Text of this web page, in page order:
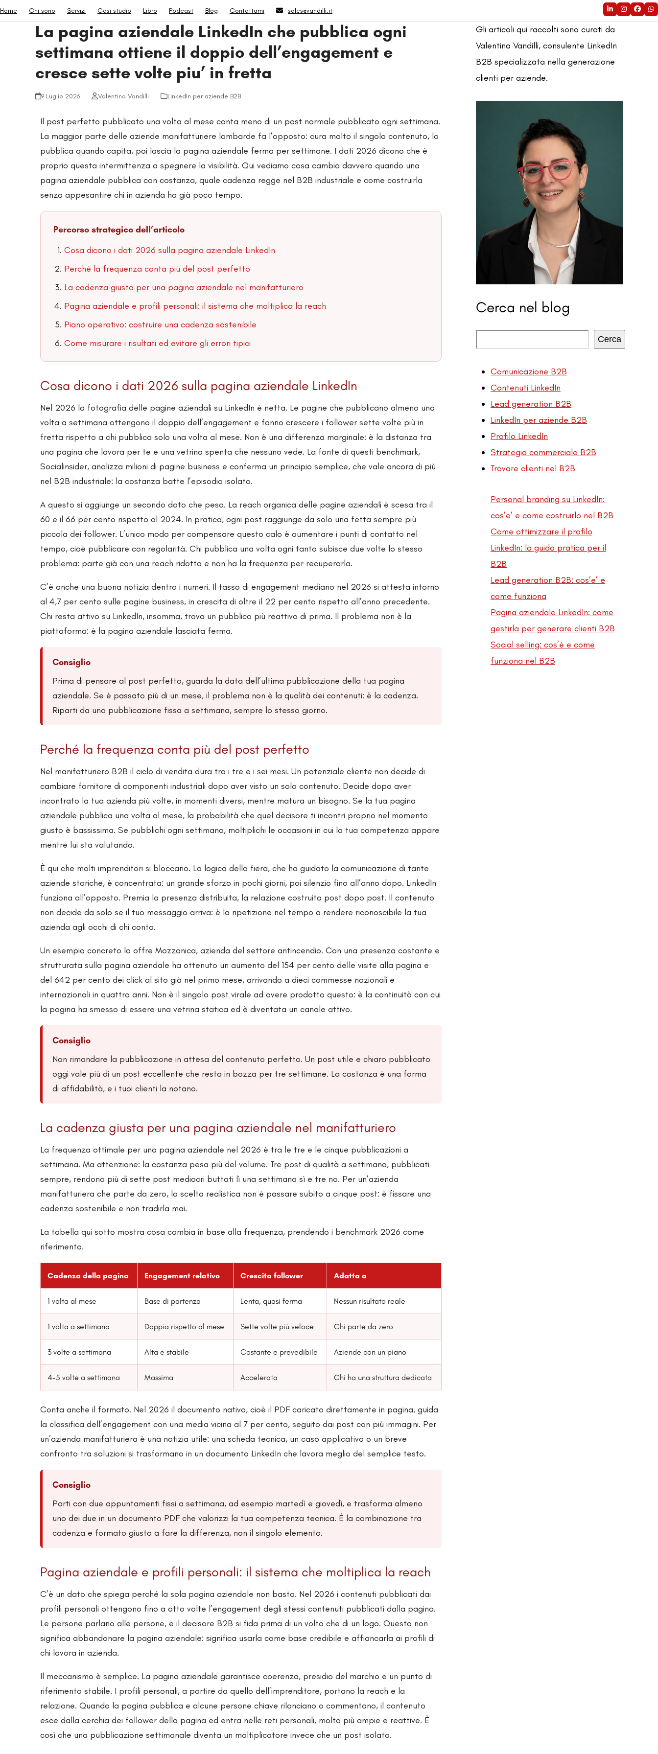
Skip
Home Chi sono Servizi Casi studio Libro Podcast Blog Contattami sales@vandilli.it LinkedInInstagram
La pagina aziendale LinkedIn che pubblica ogni
settimana ottiene il doppio dell’engagement e
cresce sette volte piu’ in fretta
9 Luglio 2026 Valentina Vandilli LinkedIn per aziende B2B
Il post perfetto pubblicato una volta al mese conta meno di un post normale pubblicato ogni settimana.
La maggior parte delle aziende manifatturiere lombarde fa l’opposto: cura molto il singolo contenuto, lo
pubblica quando capita, poi lascia la pagina aziendale ferma per settimane. I dati 2026 dicono che è
proprio questa intermittenza a spegnere la visibilità. Qui vediamo cosa cambia davvero quando una
pagina aziendale pubblica con costanza, quale cadenza regge nel B2B industriale e come costruirla
senza appesantire chi in azienda ha già poco tempo.
Percorso strategico dell’articolo
Cosa dicono i dati 2026 sulla pagina aziendale LinkedIn
Perché la frequenza conta più del post perfetto
La cadenza giusta per una pagina aziendale nel manifatturiero
Pagina aziendale e profili personali: il sistema che moltiplica la reach
Piano operativo: costruire una cadenza sostenibile
Come misurare i risultati ed evitare gli errori tipici
Cosa dicono i dati 2026 sulla pagina aziendale LinkedIn
Nel 2026 la fotografia delle pagine aziendali su LinkedIn è netta. Le pagine che pubblicano almeno una
volta a settimana ottengono il doppio dell’engagement e fanno crescere i follower sette volte più in
fretta rispetto a chi pubblica solo una volta al mese. Non è una differenza marginale: è la distanza tra
una pagina che lavora per te e una vetrina spenta che nessuno vede. La fonte di questi benchmark,
Socialinsider, analizza milioni di pagine business e conferma un principio semplice, che vale ancora di più
nel B2B industriale: la costanza batte l’episodio isolato.
A questo si aggiunge un secondo dato che pesa. La reach organica delle pagine aziendali è scesa tra il
60 e il 66 per cento rispetto al 2024. In pratica, ogni post raggiunge da solo una fetta sempre più
piccola dei follower. L’unico modo per compensare questo calo è aumentare i punti di contatto nel
tempo, cioè pubblicare con regolarità. Chi pubblica una volta ogni tanto subisce due volte lo stesso
problema: parte già con una reach ridotta e non ha la frequenza per recuperarla.
C’è anche una buona notizia dentro i numeri. Il tasso di engagement mediano nel 2026 si attesta intorno
al 4,7 per cento sulle pagine business, in crescita di oltre il 22 per cento rispetto all’anno precedente.
Chi resta attivo su LinkedIn, insomma, trova un pubblico più reattivo di prima. Il problema non è la
piattaforma: è la pagina aziendale lasciata ferma.
Consiglio
Prima di pensare al post perfetto, guarda la data dell’ultima pubblicazione della tua pagina
aziendale. Se è passato più di un mese, il problema non è la qualità dei contenuti: è la cadenza.
Riparti da una pubblicazione fissa a settimana, sempre lo stesso giorno.
Perché la frequenza conta più del post perfetto
Nel manifatturiero B2B il ciclo di vendita dura tra i tre e i sei mesi. Un potenziale cliente non decide di
cambiare fornitore di componenti industriali dopo aver visto un solo contenuto. Decide dopo aver
incontrato la tua azienda più volte, in momenti diversi, mentre matura un bisogno. Se la tua pagina
aziendale pubblica una volta al mese, la probabilità che quel decisore ti incontri proprio nel momento
giusto è bassissima. Se pubblichi ogni settimana, moltiplichi le occasioni in cui la tua competenza appare
mentre lui sta valutando.
È qui che molti imprenditori si bloccano. La logica della fiera, che ha guidato la comunicazione di tante
aziende storiche, è concentrata: un grande sforzo in pochi giorni, poi silenzio fino all’anno dopo. LinkedIn
funziona all’opposto. Premia la presenza distribuita, la relazione costruita post dopo post. Il contenuto
non decide da solo se il tuo messaggio arriva: è la ripetizione nel tempo a rendere riconoscibile la tua
azienda agli occhi di chi conta.
Un esempio concreto lo offre Mozzanica, azienda del settore antincendio. Con una presenza costante e
strutturata sulla pagina aziendale ha ottenuto un aumento del 154 per cento delle visite alla pagina e
del 642 per cento dei click al sito già nel primo mese, arrivando a dieci commesse nazionali e
internazionali in quattro anni. Non è il singolo post virale ad avere prodotto questo: è la continuità con cui
la pagina ha smesso di essere una vetrina statica ed è diventata un canale attivo.
Consiglio
Non rimandare la pubblicazione in attesa del contenuto perfetto. Un post utile e chiaro pubblicato
oggi vale più di un post eccellente che resta in bozza per tre settimane. La costanza è una forma
di affidabilità, e i tuoi clienti la notano.
La cadenza giusta per una pagina aziendale nel manifatturiero
La frequenza ottimale per una pagina aziendale nel 2026 è tra le tre e le cinque pubblicazioni a
settimana. Ma attenzione: la costanza pesa più del volume. Tre post di qualità a settimana, pubblicati
sempre, rendono più di sette post mediocri buttati lì una settimana sì e tre no. Per un’azienda
manifatturiera che parte da zero, la scelta realistica non è passare subito a cinque post: è fissare una
cadenza sostenibile e non tradirla mai.
La tabella qui sotto mostra cosa cambia in base alla frequenza, prendendo i benchmark 2026 come
riferimento.
Cadenza della pagina Engagement relativo Crescita follower Adatta a
1 volta al mese Base di partenza Lenta, quasi ferma Nessun risultato reale
1 volta a settimana Doppia rispetto al mese Sette volte più veloce Chi parte da zero
3 volte a settimana Alta e stabile Costante e prevedibile Aziende con un piano
4-5 volte a settimana Massima Accelerata Chi ha una struttura dedicata
Conta anche il formato. Nel 2026 il documento nativo, cioè il PDF caricato direttamente in pagina, guida
la classifica dell’engagement con una media vicina al 7 per cento, seguito dai post con più immagini. Per
un’azienda manifatturiera è una notizia utile: una scheda tecnica, un caso applicativo o un breve
confronto tra soluzioni si trasformano in un documento LinkedIn che lavora meglio del semplice testo.
Consiglio
Parti con due appuntamenti fissi a settimana, ad esempio martedì e giovedì, e trasforma almeno
uno dei due in un documento PDF che valorizzi la tua competenza tecnica. È la combinazione tra
cadenza e formato giusto a fare la differenza, non il singolo elemento.
Pagina aziendale e profili personali: il sistema che moltiplica la reach
C’è un dato che spiega perché la sola pagina aziendale non basta. Nel 2026 i contenuti pubblicati dai
profili personali ottengono fino a otto volte l’engagement degli stessi contenuti pubblicati dalla pagina.
Le persone parlano alle persone, e il decisore B2B si fida prima di un volto che di un logo. Questo non
significa abbandonare la pagina aziendale: significa usarla come base credibile e affiancarla ai profili di
chi lavora in azienda.
Il meccanismo è semplice. La pagina aziendale garantisce coerenza, presidio del marchio e un punto di
riferimento stabile. I profili personali, a partire da quello dell’imprenditore, portano la reach e la
relazione. Quando la pagina pubblica e alcune persone chiave rilanciano o commentano, il contenuto
esce dalla cerchia dei follower della pagina ed entra nelle reti personali, molto più ampie e reattive. È
così che una pubblicazione settimanale diventa un moltiplicatore invece che un post isolato.
Gli articoli qui raccolti sono curati da
Valentina Vandilli, consulente LinkedIn
B2B specializzata nella generazione
clienti per aziende.
Cerca nel blog
Cerca
Comunicazione B2B
Contenuti LinkedIn
Lead generation B2B
LinkedIn per aziende B2B
Profilo LinkedIn
Strategia commerciale B2B
Trovare clienti nel B2B
Personal branding su LinkedIn:
cos’e’ e come costruirlo nel B2B
Come ottimizzare il profilo
LinkedIn: la guida pratica per il
B2B
Lead generation B2B: cos’e’ e
come funziona
Pagina aziendale LinkedIn: come
gestirla per generare clienti B2B
Social selling: cos’è e come
funziona nel B2B